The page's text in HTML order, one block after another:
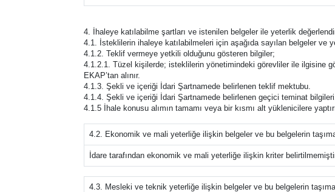
4. İhaleye katılabilme şartları ve istenilen belgeler ile yeterlik
4.1. İsteklilerin ihaleye katılabilmeleri için aşağıda sayılan belgeler
4.1.2. Teklif vermeye yetkili olduğunu gösteren bilgiler;
4.1.2.1. Tüzel kişilerde; isteklilerin yönetimindeki görevliler ile ilgisine
EKAP’tan alınır.
4.1.3. Şekli ve içeriği İdari Şartnamede belirlenen teklif mektubu.
4.1.4. Şekli ve içeriği İdari Şartnamede belirlenen geçici teminat
4.1.5 İhale konusu alımın tamamı veya bir kısmı alt yüklenicilere
4.2. Ekonomik ve mali yeterliğe ilişkin belgeler ve bu belgelerin
İdare tarafından ekonomik ve mali yeterliğe ilişkin kriter
4.3. Mesleki ve teknik yeterliğe ilişkin belgeler ve bu belgelerin